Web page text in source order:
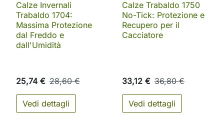
Calze Invernali
Trabaldo 1704:
Massima Protezione
dal Freddo e
dall'Umidità
25,74 € 28,60 €
Vedi dettagli
Calze Trabaldo 1750
No-Tick: Protezione e
Recupero per il
Cacciatore
33,12 € 36,80 €
Vedi dettagli